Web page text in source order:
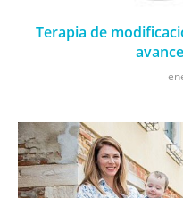
Terapia de